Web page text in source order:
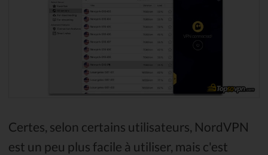
Certes, selon certains utilisateurs, NordVPN
est un peu plus facile à utiliser, mais c'est